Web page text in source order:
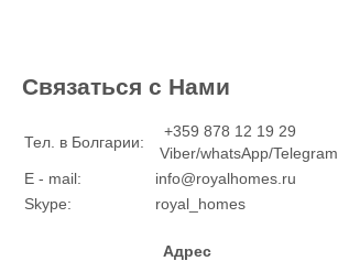
Связаться с Нами
Тел. в Болгарии:
+359 878 12 19 29
Viber/whatsApp/Telegram
E - mail:
info@royalhomes.ru
Skype:
royal_homes
Адрес